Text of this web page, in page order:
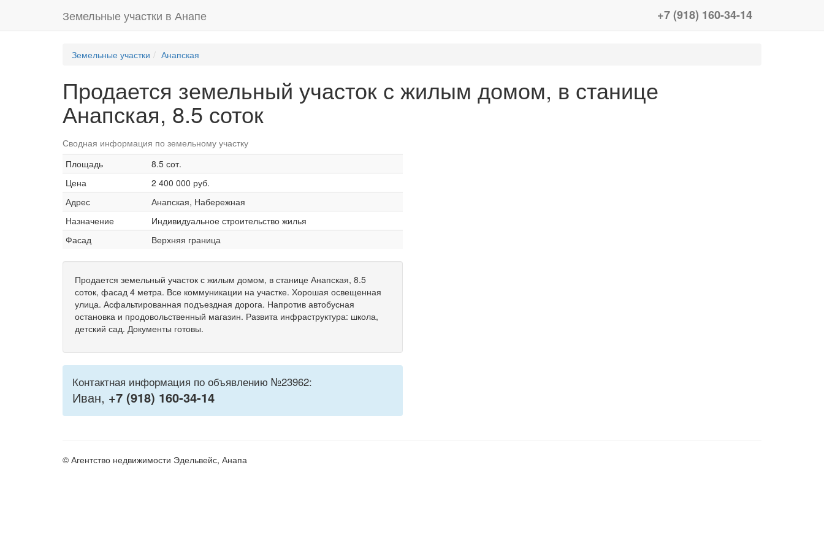
Земельные участки в Анапе +7 (918) 160-34-14
Земельные участки Анапская
Продается земельный участок с жилым домом, в станице
Анапская, 8.5 соток
Сводная информация по земельному участку
Площадь
8.5 сот.
Цена
2 400 000 руб.
Адрес
Анапская, Набережная
Назначение
Индивидуальное строительство жилья
Фасад
Верхняя граница
Продается земельный участок с жилым домом, в станице Анапская, 8.5
соток, фасад 4 метра. Все коммуникации на участке. Хорошая освещенная
улица. Асфальтированная подъездная дорога. Напротив автобусная
остановка и продовольственный магазин. Развита инфраструктура: школа,
детский сад. Документы готовы.
Контактная информация по объявлению №23962:
Иван, +7 (918) 160-34-14
© Агентство недвижимости Эдельвейс, Анапа